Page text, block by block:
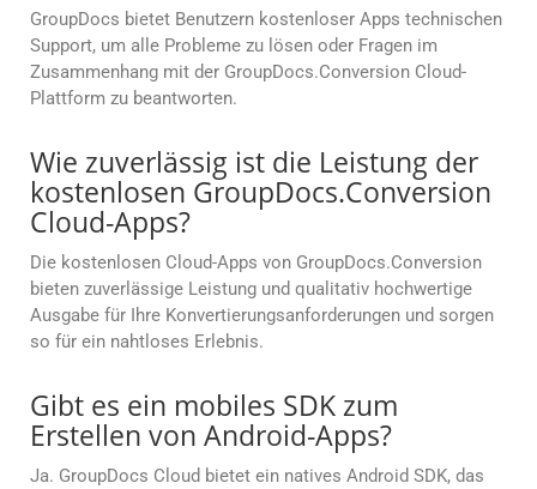
GroupDocs bietet Benutzern kostenloser Apps technischen
Support, um alle Probleme zu lösen oder Fragen im
Zusammenhang mit der GroupDocs.Conversion Cloud-
Plattform zu beantworten.
Wie zuverlässig ist die Leistung der
kostenlosen GroupDocs.Conversion
Cloud-Apps?
Die kostenlosen Cloud-Apps von GroupDocs.Conversion
bieten zuverlässige Leistung und qualitativ hochwertige
Ausgabe für Ihre Konvertierungsanforderungen und sorgen
so für ein nahtloses Erlebnis.
Gibt es ein mobiles SDK zum
Erstellen von Android-Apps?
Ja. GroupDocs Cloud bietet ein natives Android SDK, das